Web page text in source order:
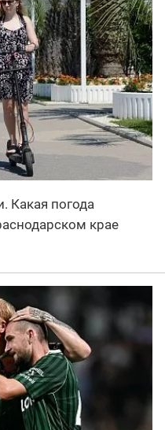
Какая погода
крае